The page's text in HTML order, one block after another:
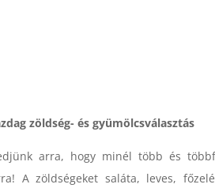
zöldség- és gyümölcsválasztás
arra, hogy minél több és
A zöldségeket saláta, leves,